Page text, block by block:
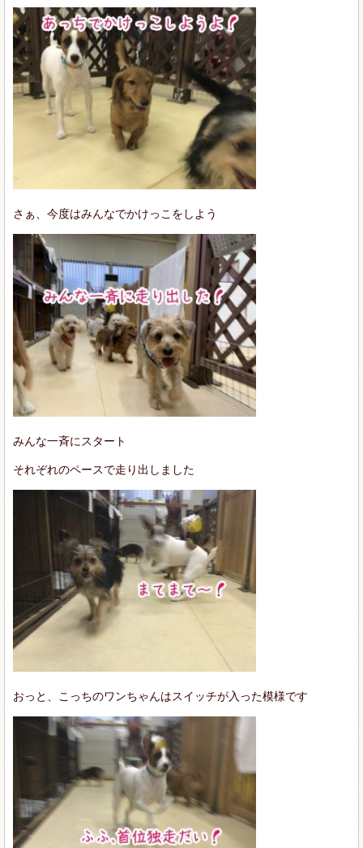
さぁ、今度はみんなでかけっこをしよう
みんな一斉にスタート
それぞれのペースで走り出しました
おっと、こっちのワンちゃんはスイッチが入った模様です